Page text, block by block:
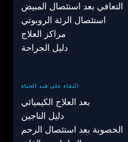
التعافي بعد استئصال المبيض
استئصال الرئة الروبوتي
مراكز العلاج
دليل الجراحة
البقاء على قيد الحياة
بعد العلاج الكيميائي
دليل الناجين
الخصوبة بعد استئصال الرحم